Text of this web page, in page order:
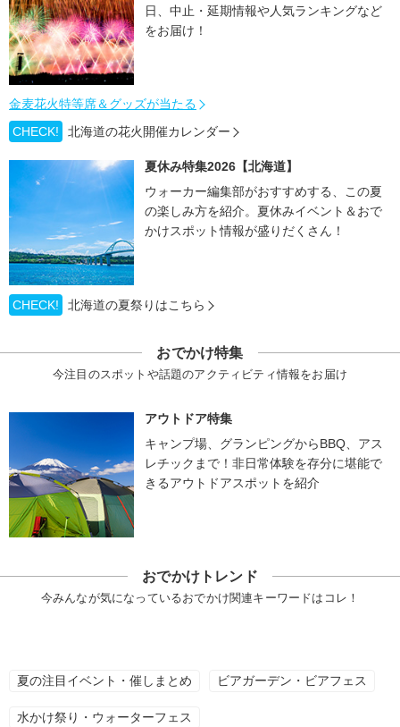
日、中止・延期情報や人気ランキングなど
をお届け！
金麦花火特等席＆グッズが当たる
CHECK!
北海道の花火開催カレンダー
夏休み特集2026【北海道】
ウォーカー編集部がおすすめする、この夏
の楽しみ方を紹介。夏休みイベント＆おで
かけスポット情報が盛りだくさん！
CHECK! 北海道の夏祭りはこちら
おでかけ特集
今注目のスポットや話題のアクティビティ情報をお届け
アウトドア特集
キャンプ場、グランピングからBBQ、アス
レチックまで！非日常体験を存分に堪能で
きるアウトドアスポットを紹介
おでかけトレンド
今みんなが気になっているおでかけ関連キーワードはコレ！
夏の注目イベント・催しまとめ ビアガーデン・ビアフェス
水かけ祭り・ウォーターフェス